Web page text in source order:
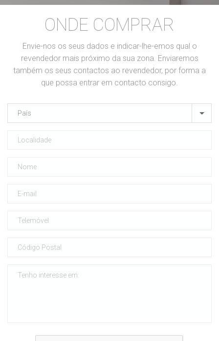
ONDE COMPRAR
Envie-nos os seus dados e indicar-lhe-emos qual o
revendedor mais próximo da sua zona. Enviaremos
também os seus contactos ao revendedor, por forma a
que possa entrar em contacto consigo.
País